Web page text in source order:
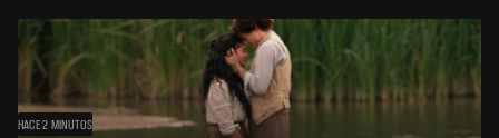
HACE 2 MINUTOS